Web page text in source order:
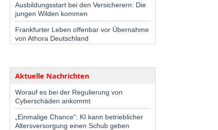
Ausbildungsstart bei den Versicherern: Die
jungen Wilden kommen
Frankfurter Leben offenbar vor Übernahme
von Athora Deutschland
Aktuelle Nachrichten
Worauf es bei der Regulierung von
Cyberschäden ankommt
„Einmalige Chance“: KI kann betrieblicher
Altersversorgung einen Schub geben